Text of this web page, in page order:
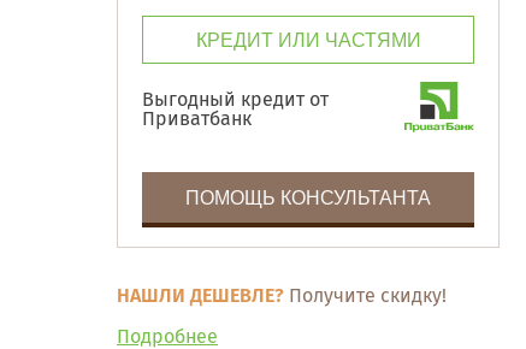
КРЕДИТ ИЛИ ЧАСТЯМИ
Выгодный кредит от
Приватбанк
ПОМОЩЬ КОНСУЛЬТАНТА
НАШЛИ ДЕШЕВЛЕ? Получите скидку!
Подробнее